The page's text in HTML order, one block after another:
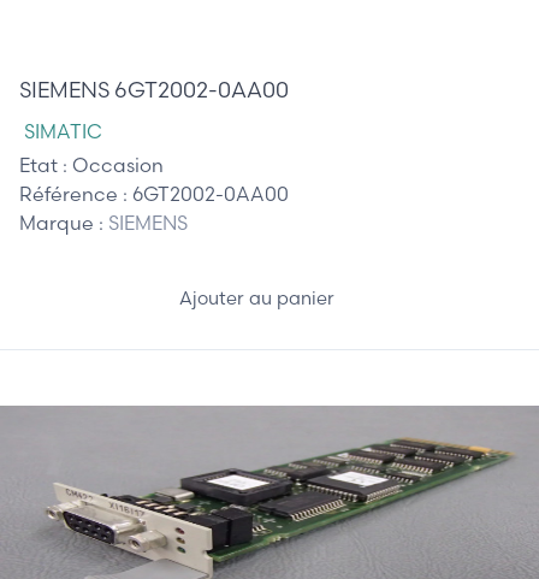
SIEMENS 6GT2002-0AA00
SIMATIC
Etat : Occasion
Référence : 6GT2002-0AA00
Marque : SIEMENS
Ajouter au panier